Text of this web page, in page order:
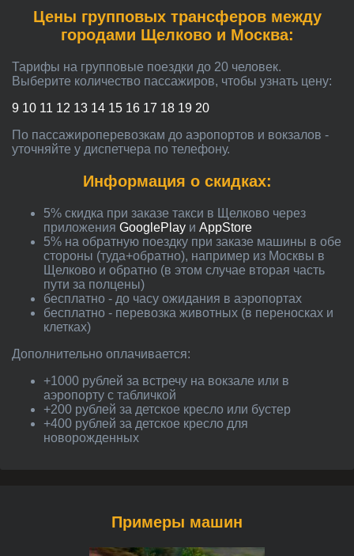
Цены групповых трансферов между
городами Щелково и Москва:
Тарифы на групповые поездки до 20 человек.
Выберите количество пассажиров, чтобы узнать цену:
9 10 11 12 13 14 15 16 17 18 19 20
По пассажироперевозкам до аэропортов и вокзалов -
уточняйте у диспетчера по телефону.
Информация о скидках:
5% скидка при заказе такси в Щелково через
приложения GooglePlay и AppStore
5% на обратную поездку при заказе машины в обе
стороны (туда+обратно), например из Москвы в
Щелково и обратно (в этом случае вторая часть
пути за полцены)
бесплатно - до часу ожидания в аэропортах
бесплатно - перевозка животных (в переносках и
клетках)
Дополнительно оплачивается:
+1000 рублей за встречу на вокзале или в
аэропорту с табличкой
+200 рублей за детское кресло или бустер
+400 рублей за детское кресло для
новорожденных
Примеры машин